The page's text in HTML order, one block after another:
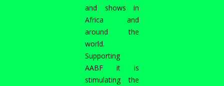
and shows in
Africa and
around the
world.
Supporting
AABF it is
stimulating the